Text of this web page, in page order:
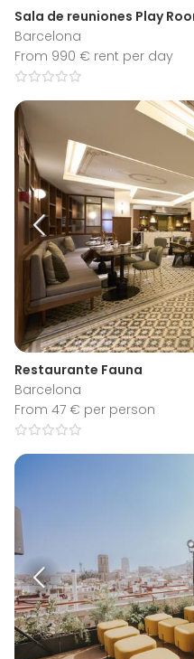
Sala de reuniones Play
Barcelona
From 990 € rent per day
Restaurante Fauna
Barcelona
From 47 € per person